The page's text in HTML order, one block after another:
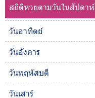
สถิติหวยตามวันในสัปดาห์
วันอาทิตย์
วันอังคาร
วันพฤหัสบดี
วันเสาร์